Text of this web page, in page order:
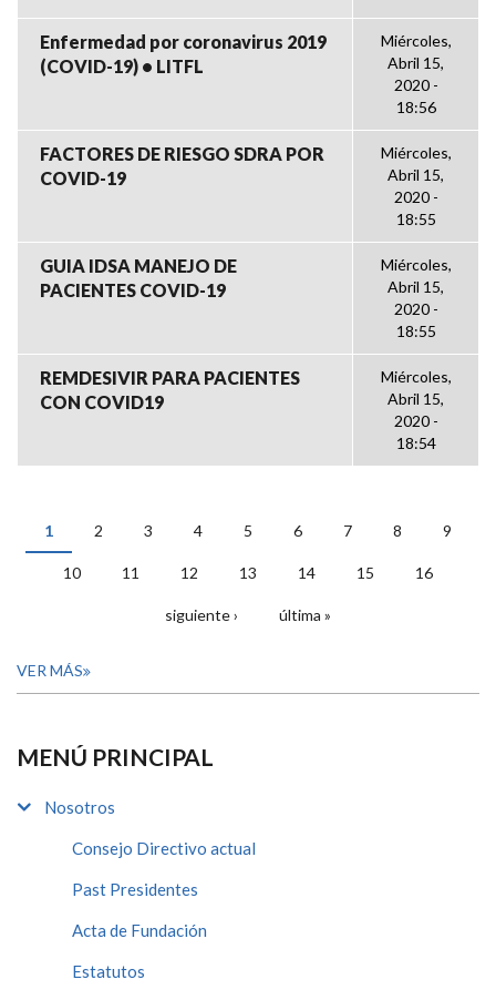
Enfermedad por coronavirus 2019
(COVID-19) • LITFL
Miércoles,
Abril 15,
2020 -
18:56
FACTORES DE RIESGO SDRA POR
COVID-19
Miércoles,
Abril 15,
2020 -
18:55
GUIA IDSA MANEJO DE
PACIENTES COVID-19
Miércoles,
Abril 15,
2020 -
18:55
REMDESIVIR PARA PACIENTES
CON COVID19
Miércoles,
Abril 15,
2020 -
18:54
PÁGINAS
1 2 3 4 5 6 7 8 9
10 11 12 13 14 15 16
siguiente › última »
VER MÁS
MENÚ PRINCIPAL
Nosotros
Consejo Directivo actual
Past Presidentes
Acta de Fundación
Estatutos